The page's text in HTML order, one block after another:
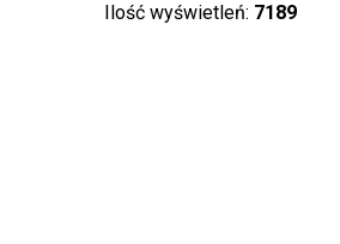
Ilość wyświetleń: 7189